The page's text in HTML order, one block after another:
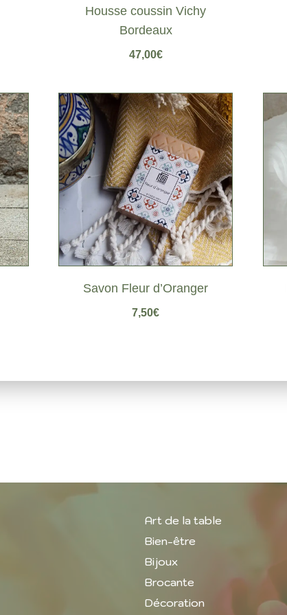
Housse coussin Vichy
Bordeaux
47,00€
Savon Fleur d’Oranger
7,50€
Art de la table
Bien-être
Bijoux
Brocante
Décoration